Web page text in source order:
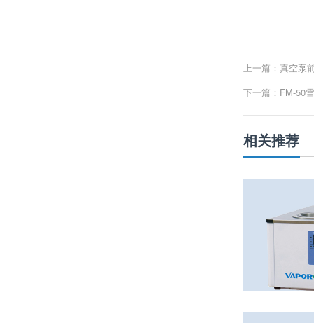
上一篇：真空泵
下一篇：FM-50
相关推荐